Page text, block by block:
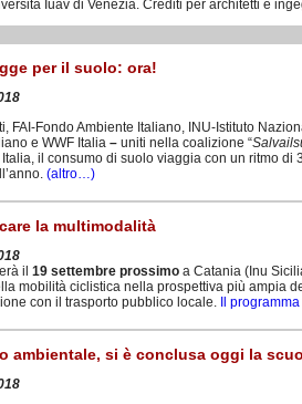
Iuav di Venezia. Crediti per architetti e
per il suolo: ora!
FAI-Fondo Ambiente Italiano, INU-Istituto
e WWF Italia – uniti nella coalizione “
il consumo di suolo viaggia con un ritmo
(altro…)
la multimodalità
il 19 settembre prossimo a Catania (Inu
mobilità ciclistica nella prospettiva più ampia
con il trasporto pubblico locale.
Il programma
ambientale, si è conclusa oggi la